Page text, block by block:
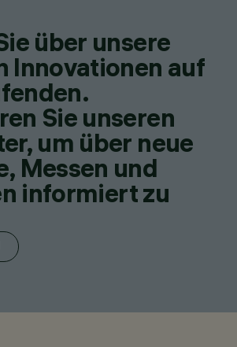
über unsere
Innovationen auf
Sie unseren
um über neue
Messen und
informiert zu